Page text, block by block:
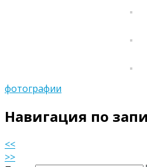
фотографии
Навигация по
<<
>>